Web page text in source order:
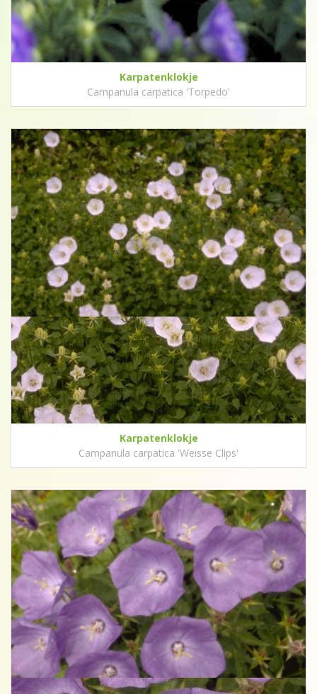
Karpatenklokje
Campanula carpatica 'Torpedo'
Karpatenklokje
Campanula carpatica 'Weisse Clips'